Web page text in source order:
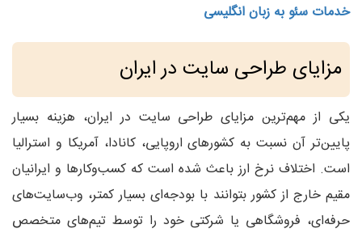
خدمات سئو به زبان انگلیسی
مزایای طراحی سایت در ایران
یکی از مهم‌ترین مزایای طراحی سایت در ایران، هزینه بسیار
پایین‌تر آن نسبت به کشورهای اروپایی، کانادا، آمریکا و استرالیا
است. اختلاف نرخ ارز باعث شده است که کسب‌وکارها و ایرانیان
مقیم خارج از کشور بتوانند با بودجه‌ای بسیار کمتر، وب‌سایت‌های
حرفه‌ای، فروشگاهی یا شرکتی خود را توسط تیم‌های متخصص